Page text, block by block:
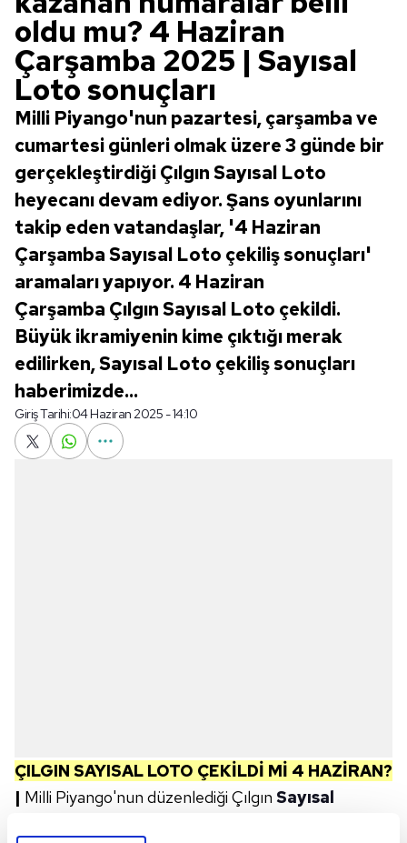
oldu mu? 4 Haziran
Çarşamba 2025 | Sayısal
Loto sonuçları
Milli Piyango'nun pazartesi, çarşamba ve
cumartesi günleri olmak üzere 3 günde bir
gerçekleştirdiği Çılgın Sayısal Loto
heyecanı devam ediyor. Şans oyunlarını
takip eden vatandaşlar, '4 Haziran
Çarşamba Sayısal Loto çekiliş sonuçları'
aramaları yapıyor. 4 Haziran
Çarşamba Çılgın Sayısal Loto çekildi.
Büyük ikramiyenin kime çıktığı merak
edilirken, Sayısal Loto çekiliş sonuçları
haberimizde...
Giriş Tarihi:04 Haziran 2025 - 14:10
ÇILGIN SAYISAL LOTO ÇEKİLDİ Mİ 4 HAZİRAN?
| Milli Piyango'nun düzenlediği Çılgın Sayısal